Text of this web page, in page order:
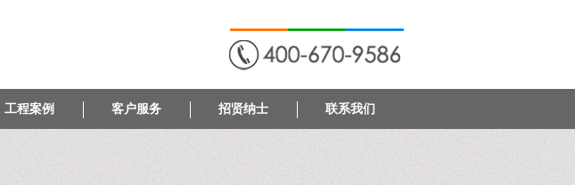
工程案例 客户服务 招贤纳士 联系我们